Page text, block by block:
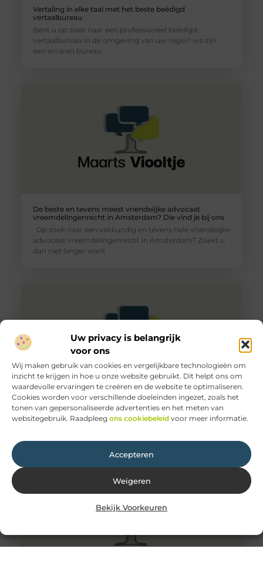
Uw privacy is belangrijk
voor ons
Wij maken gebruik van cookies en vergelijkbare technologieën om
inzicht te krijgen in hoe u onze website gebruikt. Dit helpt ons om
waardevolle ervaringen te creëren en de website te optimaliseren.
Cookies worden voor verschillende doeleinden ingezet, zoals het
tonen van gepersonaliseerde advertenties en het meten van
websitegebruik. Raadpleeg ons cookiebeleid voor meer informatie.
Accepteren
Weigeren
Bekijk Voorkeuren
Vertaling in elke taal met het beste beëdigd
vertaalbureau
Bent u op zoek naar een professioneel beëdigd
vertaalbureau in de omgeving van uw regio? we zijn
een ervaren bureau
De beste en tevens meest vriendelijke advocaat
vreemdelingenrecht in Amsterdam? Die vind je bij ons
Op zoek naar een vakkundig en tevens hele vriendelijke
advocaat vreemdelingenrecht in Amsterdam? Zoekt u
dan niet langer want
Unieke oud eiken kloostertafel te koop!
Wil jij graag een unieke geweldige oud eiken
hier op